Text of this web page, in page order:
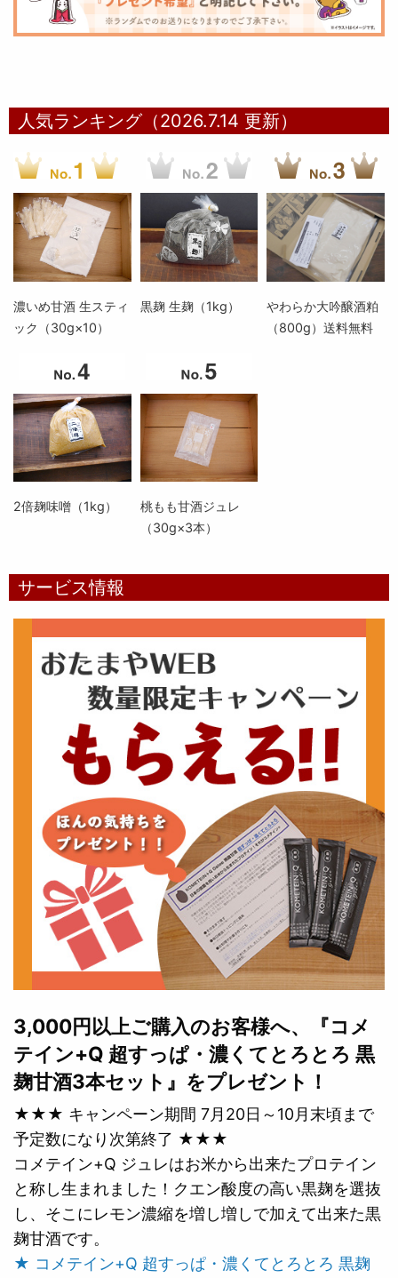
人気ランキング（2026.7.14 更新）
濃いめ甘酒 生スティ
ック（30g×10）
黒麹 生麹（1kg）
やわらか大吟醸酒粕
（800g）送料無料
2倍麹味噌（1kg）
桃もも甘酒ジュレ
（30g×3本）
サービス情報
3,000円以上ご購入のお客様へ、『コメ
テイン+Q 超すっぱ・濃くてとろとろ 黒
麹甘酒3本セット』をプレゼント！
★★★ キャンペーン期間 7月20日～10月末頃まで
予定数になり次第終了 ★★★
コメテイン+Q ジュレはお米から出来たプロテイン
と称し生まれました！クエン酸度の高い黒麹を選抜
し、そこにレモン濃縮を増し増しで加えて出来た黒
麹甘酒です。
★ コメテイン+Q 超すっぱ・濃くてとろとろ 黒麹